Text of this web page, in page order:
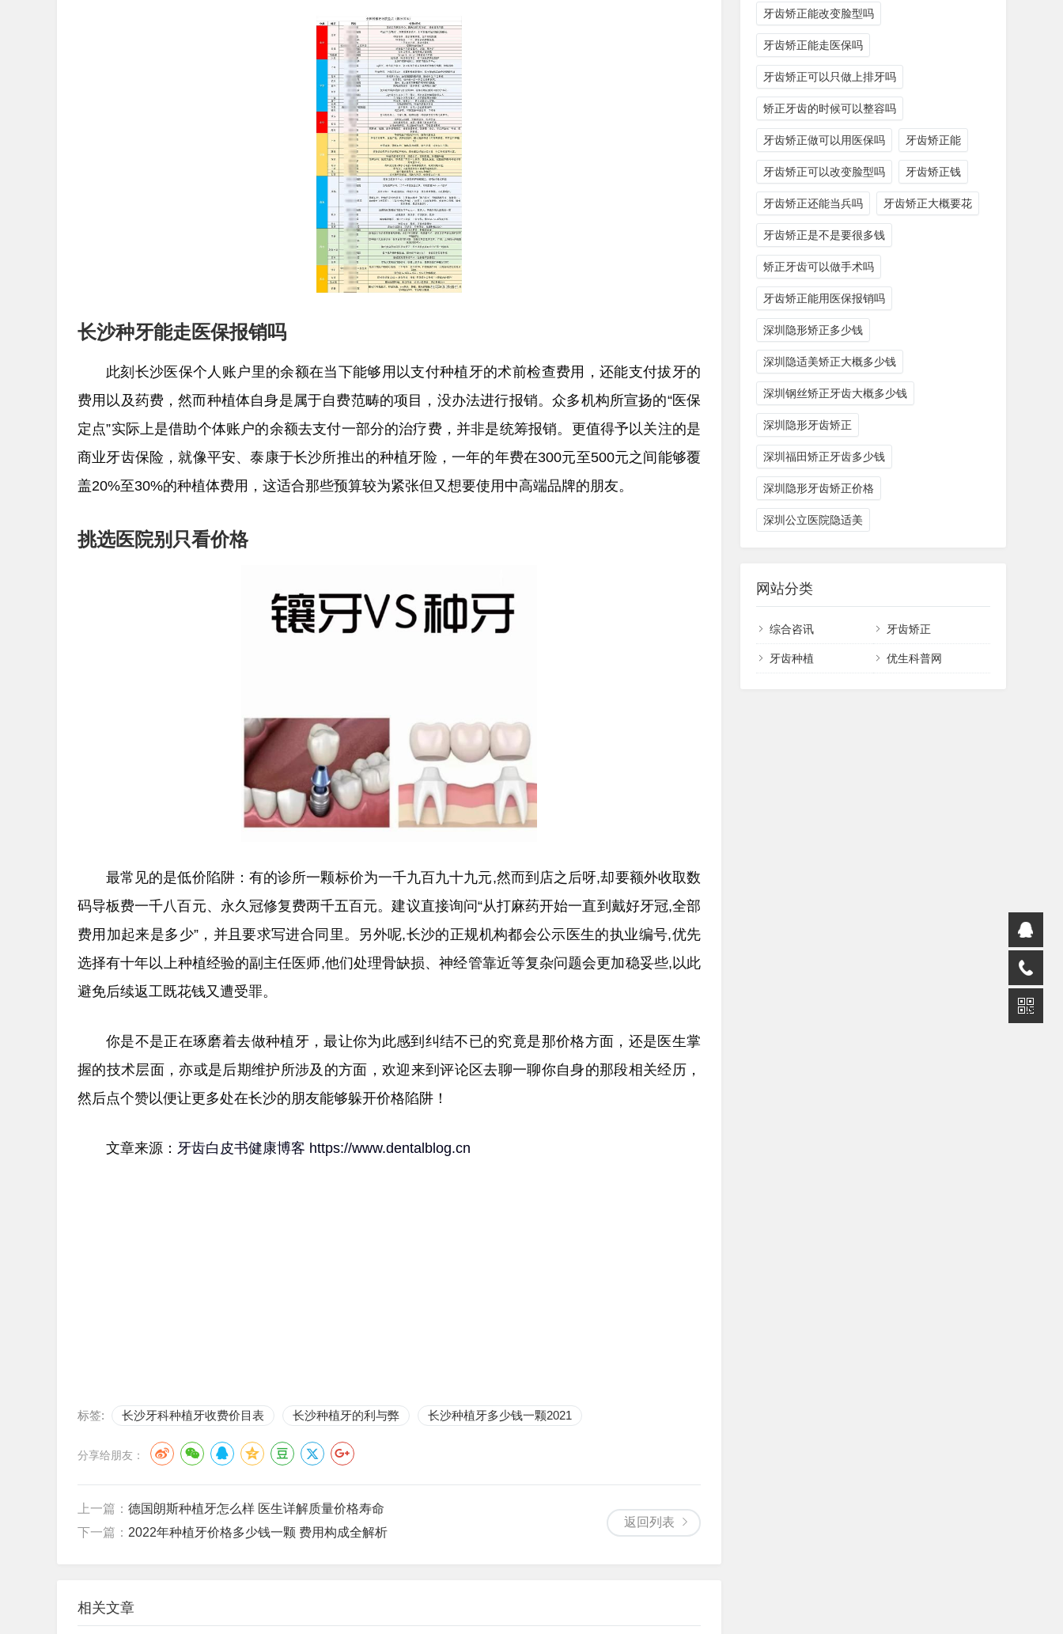
长沙种牙能走医保报销吗
此刻长沙医保个人账户里的余额在当下能够用以支付种植牙的术前检查费用，还能支付拔牙的
费用以及药费，然而种植体自身是属于自费范畴的项目，没办法进行报销。众多机构所宣扬的“医保
定点”实际上是借助个体账户的余额去支付一部分的治疗费，并非是统筹报销。更值得予以关注的是
商业牙齿保险，就像平安、泰康于长沙所推出的种植牙险，一年的年费在300元至500元之间能够覆
盖20%至30%的种植体费用，这适合那些预算较为紧张但又想要使用中高端品牌的朋友。
挑选医院别只看价格
最常见的是低价陷阱：有的诊所一颗标价为一千九百九十九元,然而到店之后呀,却要额外收取数
码导板费一千八百元、永久冠修复费两千五百元。建议直接询问“从打麻药开始一直到戴好牙冠,全部
费用加起来是多少”，并且要求写进合同里。另外呢,长沙的正规机构都会公示医生的执业编号,优先
选择有十年以上种植经验的副主任医师,他们处理骨缺损、神经管靠近等复杂问题会更加稳妥些,以此
避免后续返工既花钱又遭受罪。
你是不是正在琢磨着去做种植牙，最让你为此感到纠结不已的究竟是那价格方面，还是医生掌
握的技术层面，亦或是后期维护所涉及的方面，欢迎来到评论区去聊一聊你自身的那段相关经历，
然后点个赞以便让更多处在长沙的朋友能够躲开价格陷阱！
文章来源： 牙齿白皮书健康博客 https://www.dentalblog.cn
标签: 长沙牙科种植牙收费价目表 长沙种植牙的利与弊 长沙种植牙多少钱一颗2021
分享给朋友：
返回列表
上一篇： 德国朗斯种植牙怎么样 医生详解质量价格寿命
下一篇： 2022年种植牙价格多少钱一颗 费用构成全解析
相关文章
牙齿矫正能改变脸型吗
牙齿矫正能走医保吗
牙齿矫正可以只做上排牙吗
矫正牙齿的时候可以整容吗
牙齿矫正做可以用医保吗 牙齿矫正能
牙齿矫正可以改变脸型吗 牙齿矫正钱
牙齿矫正还能当兵吗 牙齿矫正大概要花
牙齿矫正是不是要很多钱
矫正牙齿可以做手术吗
牙齿矫正能用医保报销吗
深圳隐形矫正多少钱
深圳隐适美矫正大概多少钱
深圳钢丝矫正牙齿大概多少钱
深圳隐形牙齿矫正
深圳福田矫正牙齿多少钱
深圳隐形牙齿矫正价格
深圳公立医院隐适美
网站分类
综合咨讯 牙齿矫正
牙齿种植 优生科普网